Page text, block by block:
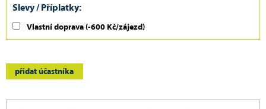
Slevy / Příplatky:
Vlastní doprava (-600 Kč/zájezd)
přidat účastníka